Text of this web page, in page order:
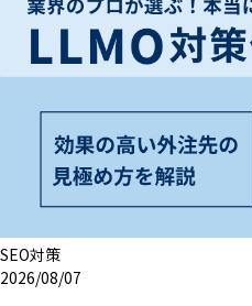
SEO対策
2026/08/07